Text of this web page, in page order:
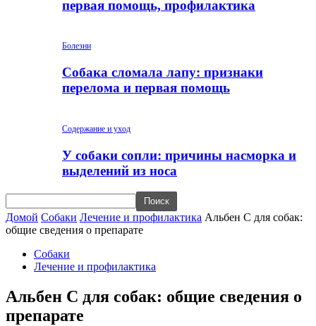
первая помощь, профилактика
Болезни
Собака сломала лапу: признаки
перелома и первая помощь
Содержание и уход
У собаки сопли: причины насморка и
выделений из носа
Домой Собаки Лечение и профилактика Альбен С для собак:
общие сведения о препарате
Собаки
Лечение и профилактика
Альбен С для собак: общие сведения о
препарате